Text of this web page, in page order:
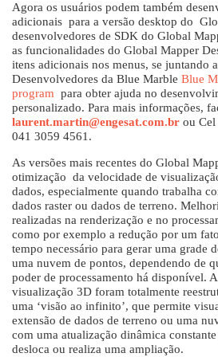
Agora os usuários podem também
adicionais para a versão desktop do
desenvolvedores de SDK do Global
as funcionalidades do Global Mapper
itens adicionais nos menus, se juntando
Desenvolvedores da Blue Marble Blue
program para obter ajuda no
personalizado. Para mais informações,
laurent.martin@engesat.com.br ou
041 3059 4561.
As versões mais recentes do Global
otimização da velocidade de
dados, especialmente quando trabalha
dados raster ou dados de terreno.
realizadas na renderização e no
como por exemplo a redução por um
tempo necessário para gerar uma grade
uma nuvem de pontos, dependendo de
poder de processamento há disponível.
visualização 3D foram totalmente
uma ‘visão ao infinito’, que permite
extensão de dados de terreno ou uma
com uma atualização dinâmica
desloca ou realiza uma ampliação.